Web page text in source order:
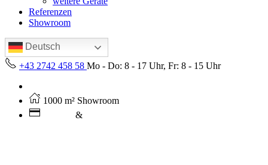
Referenzen
Showroom
Deutsch
+43 2742 458 58 Mo - Do: 8 - 17 Uhr, Fr: 8 - 15 Uhr
1000 m² Showroom
&